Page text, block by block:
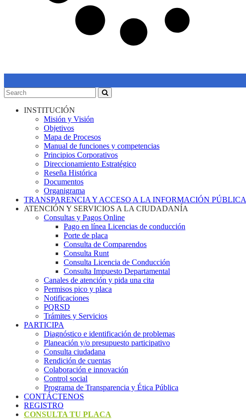
INSTITUCIÓN
Misión y Visión
Objetivos
Mapa de Procesos
Manual de funciones y competencias
Principios Corporativos
Direccionamiento Estratégico
Reseña Histórica
Documentos
Organigrama
TRANSPARENCIA Y ACCESO A LA INFORMACIÓN PÚBLICA
ATENCIÓN Y SERVICIOS A LA CIUDADANÍA
Consultas y Pagos Online
Pago en línea Licencias de conducción
Porte de placa
Consulta de Comparendos
Consulta Runt
Consulta Licencia de Conducción
Consulta Impuesto Departamental
Canales de atención y pida una cita
Permisos pico y placa
Notificaciones
PQRSD
Trámites y Servicios
PARTICIPA
Diagnóstico e identificación de problemas
Planeación y/o presupuesto participativo​
Consulta ciudadana
Rendición de cuentas
Colaboración e innovación
Control social
Programa de Transparencia y Ética Pública
CONTÁCTENOS
REGISTRO
CONSULTA TU PLACA